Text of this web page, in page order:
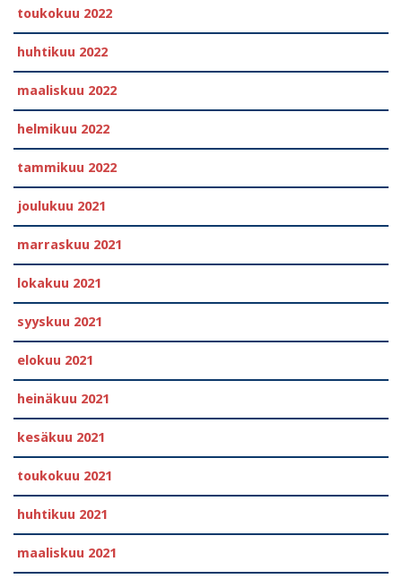
toukokuu 2022
huhtikuu 2022
maaliskuu 2022
helmikuu 2022
tammikuu 2022
joulukuu 2021
marraskuu 2021
lokakuu 2021
syyskuu 2021
elokuu 2021
heinäkuu 2021
kesäkuu 2021
toukokuu 2021
huhtikuu 2021
maaliskuu 2021